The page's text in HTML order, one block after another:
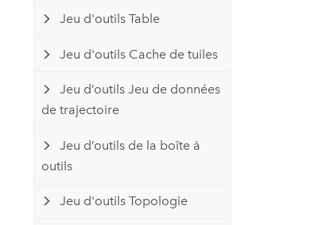
Jeu d'outils Table
Jeu d'outils Cache de tuiles
Jeu d’outils Jeu de données
de trajectoire
Jeu d’outils de la boîte à
outils
Jeu d'outils Topologie